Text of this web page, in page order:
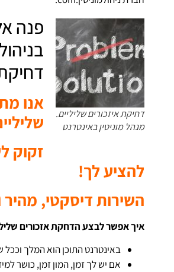
דחיקת איזכורים שליליים.
מנהל מוניטין באינטרנט
פנה
אנו
זקוק
להציע לך!
השירות דיסקטי, מהיר
איך אפשר לבצע הדחקת אזכורים
באינטרנט התוכן הוא המלך וככל
אם יש לך זמן, המון זמן, כושר